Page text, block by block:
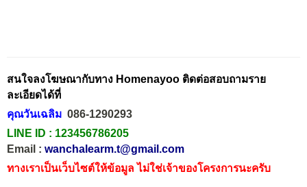
สนใจลงโฆษณากับทาง Homenayoo ติดต่อสอบถามราย
ละเอียดได้ที่
คุณวันเฉลิม 086-1290293
LINE ID : 123456786205
Email : wanchalearm.t@gmail.com
ทางเราเป็นเว็บไซต์ให้ข้อมูล ไม่ใช่เจ้าของโครงการนะครับ